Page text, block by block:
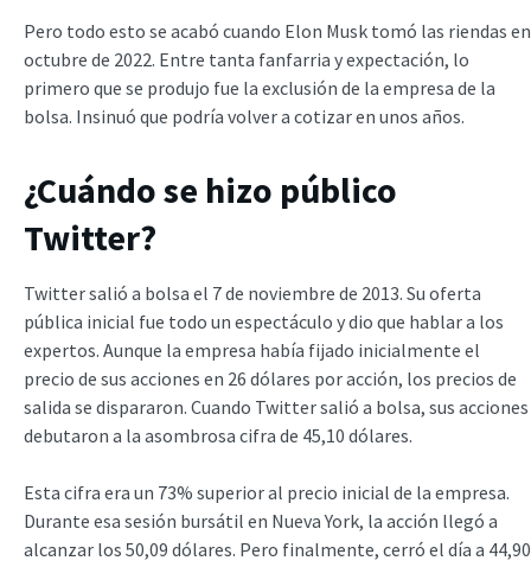
Pero todo esto se acabó cuando Elon Musk tomó las riendas en
octubre de 2022. Entre tanta fanfarria y expectación, lo
primero que se produjo fue la exclusión de la empresa de la
bolsa. Insinuó que podría volver a cotizar en unos años.
¿Cuándo se hizo público
Twitter?
Twitter salió a bolsa el 7 de noviembre de 2013. Su oferta
pública inicial fue todo un espectáculo y dio que hablar a los
expertos. Aunque la empresa había fijado inicialmente el
precio de sus acciones en 26 dólares por acción, los precios de
salida se dispararon. Cuando Twitter salió a bolsa, sus acciones
debutaron a la asombrosa cifra de 45,10 dólares.
Esta cifra era un 73% superior al precio inicial de la empresa.
Durante esa sesión bursátil en Nueva York, la acción llegó a
alcanzar los 50,09 dólares. Pero finalmente, cerró el día a 44,90